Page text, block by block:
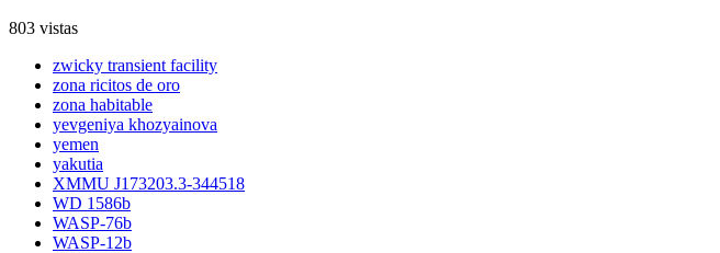
803 vistas
zwicky transient facility
zona ricitos de oro
zona habitable
yevgeniya khozyainova
yemen
yakutia
XMMU J173203.3-344518
WD 1586b
WASP-76b
WASP-12b